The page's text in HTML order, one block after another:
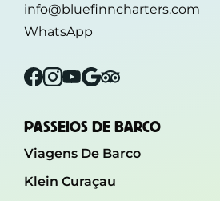
info@bluefinncharters.com
WhatsApp
Facebook
Instagram
YouTube
GoogleTripadvisor
PASSEIOS DE BARCO
Viagens De Barco
Klein Curaçau